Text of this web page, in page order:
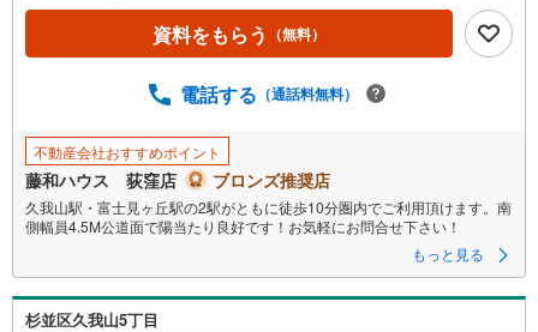
資料をもらう （無料）
電話する （通話料無料）
不動産会社おすすめポイント
藤和ハウス 荻窪店 ブロンズ推奨店
久我山駅・富士見ヶ丘駅の2駅がともに徒歩10分圏内でご利用頂けます。南
側幅員4.5M公道面で陽当たり良好です！お気軽にお問合せ下さい！
もっと見る
杉並区久我山5丁目